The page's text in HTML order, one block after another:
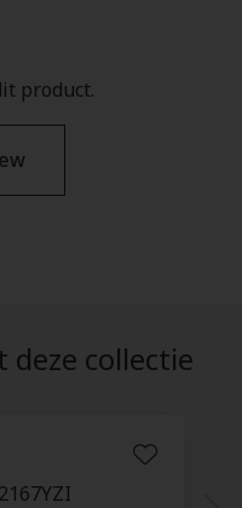
product.
collectie